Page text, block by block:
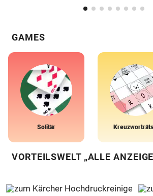
GAMES
Solitär
VORTEILSWELT „ALLE